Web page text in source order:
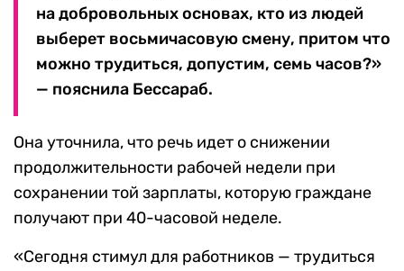
на добровольных основах, кто из людей
выберет восьмичасовую смену, притом что
можно трудиться, допустим, семь часов?»
— пояснила Бессараб.
Она уточнила, что речь идет о снижении
продолжительности рабочей недели при
сохранении той зарплаты, которую граждане
получают при 40-часовой неделе.
«Сегодня стимул для работников — трудиться